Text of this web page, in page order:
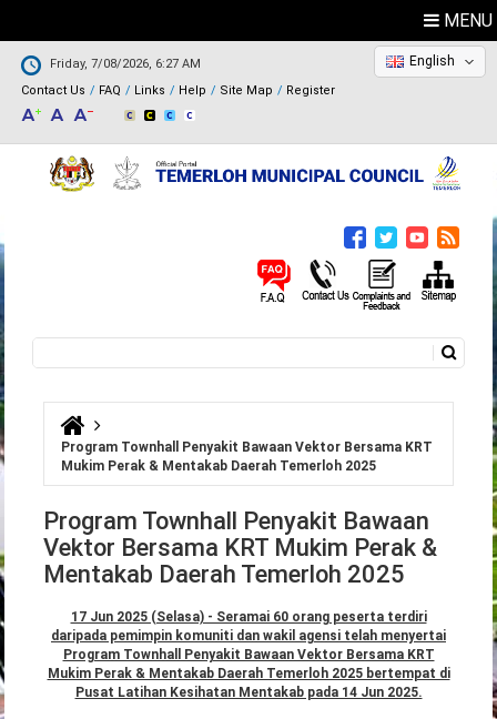
MENU
Friday, 7/08/2026, 6:27 AM
Contact Us
FAQ Links Help Site Map Register
English
Search form
You are here
Program Townhall Penyakit Bawaan Vektor Bersama KRT
Mukim Perak & Mentakab Daerah Temerloh 2025
Program Townhall Penyakit Bawaan
Vektor Bersama KRT Mukim Perak &
Mentakab Daerah Temerloh 2025
17 Jun 2025 (Selasa) - Seramai 60 orang peserta terdiri
daripada pemimpin komuniti dan wakil agensi telah menyertai
Program Townhall Penyakit Bawaan Vektor Bersama KRT
Mukim Perak & Mentakab Daerah Temerloh 2025 bertempat di
Pusat Latihan Kesihatan Mentakab pada 14 Jun 2025.